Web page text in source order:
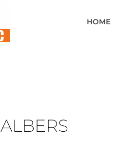
HOME
ALBERS